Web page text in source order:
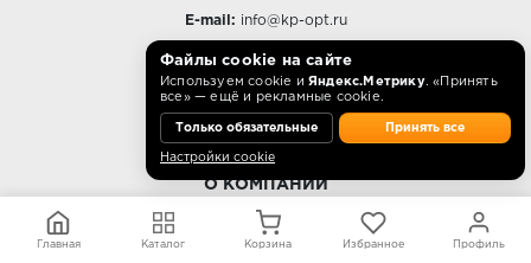
E-mail: info@kp-opt.ru
10:00 - 18:00 пн-пт.
О КОМПАНИИ
Контакты
Файлы cookie на сайте
Используем cookie и Яндекс.Метрику. «Принять
все» — ещё и рекламные cookie.
Только обязательные Принять все
Настройки cookie
Главная Каталог Корзина Избранное Профиль